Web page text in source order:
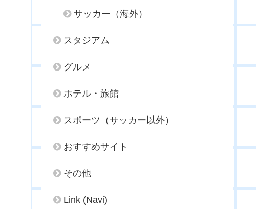
サッカー（海外）
スタジアム
グルメ
ホテル・旅館
スポーツ（サッカー以外）
おすすめサイト
その他
Link (Navi)